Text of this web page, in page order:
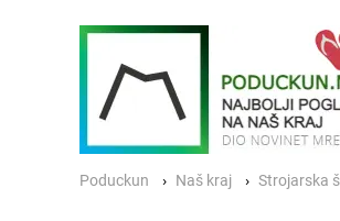
Poduckun Naš kraj Strojarska